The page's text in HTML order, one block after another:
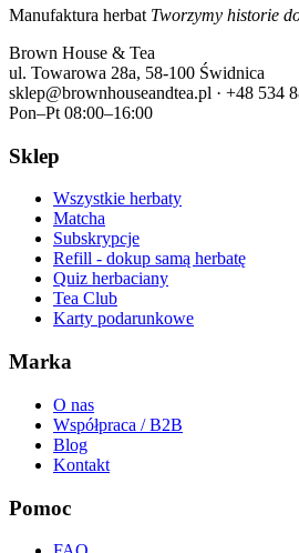
Manufaktura herbat Tworzymy historie
Brown House & Tea
ul. Towarowa 28a, 58-100 Świdnica
sklep@brownhouseandtea.pl · +48 534
Pon–Pt 08:00–16:00
Sklep
Wszystkie herbaty
Matcha
Subskrypcje
Refill - dokup samą herbatę
Quiz herbaciany
Tea Club
Karty podarunkowe
Marka
O nas
Współpraca / B2B
Blog
Kontakt
Pomoc